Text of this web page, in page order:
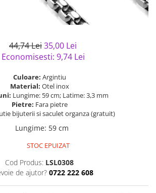
curatare
44,74 Lei35,00 Lei
Economisesti: 9,74 Lei
Culoare: Argintiu
Material: Otel inox
Lungime: 59 cm; Latime: 3,3 mm
Pietre: Fara pietre
bijuterii si saculet organza (gratuit)
Lungime: 59 cm
STOC EPUIZAT
Cod Produs: LSL0308
de ajutor? 0722 222 608